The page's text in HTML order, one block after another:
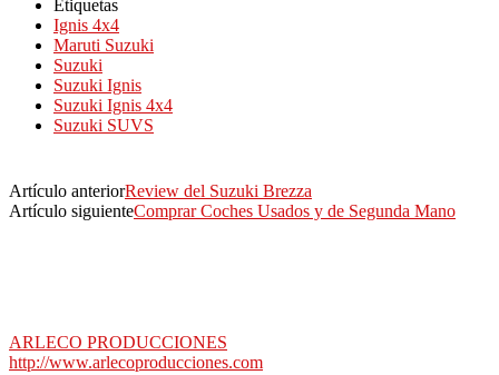
Etiquetas
Ignis 4x4
Maruti Suzuki
Suzuki
Suzuki Ignis
Suzuki Ignis 4x4
Suzuki SUVS
Artículo anteriorReview del Suzuki Brezza
Artículo siguienteComprar Coches Usados y de Segunda Mano
ARLECO PRODUCCIONES
http://www.arlecoproducciones.com